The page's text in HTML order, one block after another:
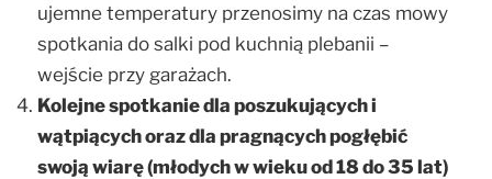
ujemne temperatury przenosimy na czas mowy
spotkania do salki pod kuchnią plebanii –
wejście przy garażach.
Kolejne spotkanie dla poszukujących i
wątpiących oraz dla pragnących pogłębić
swoją wiarę (młodych w wieku od 18 do 35 lat)